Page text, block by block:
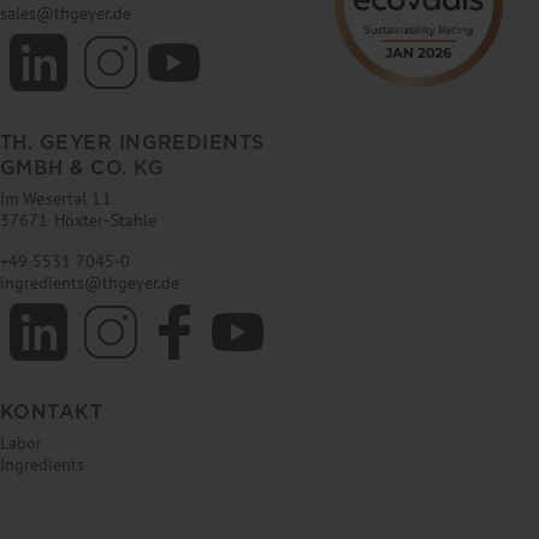
sales@thgeyer.de
TH. GEYER INGREDIENTS
GMBH & CO. KG
Im Wesertal 11
37671 Höxter-Stahle
+49 5531 7045-0
ingredients@thgeyer.de
KONTAKT
Labor
Ingredients